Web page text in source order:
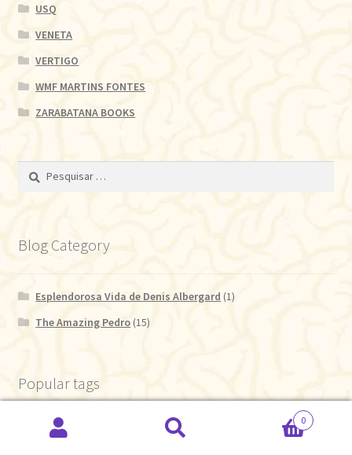
USQ
VENETA
VERTIGO
WMF MARTINS FONTES
ZARABATANA BOOKS
Pesquisar
Blog Category
Esplendorosa Vida de Denis Albergard (1)
The Amazing Pedro (15)
Popular tags
quadrinhos
Pesquisar
Pesquisar
0